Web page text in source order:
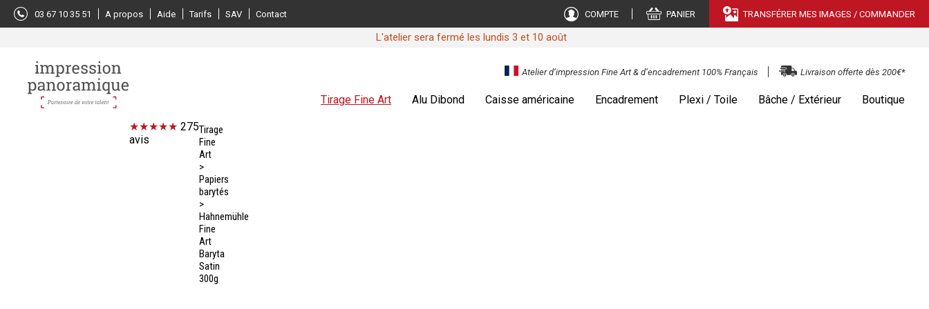
03 67 10 35 51 A propos Aide Tarifs SAV Contact COMPTE PANIER TRANSFÉRER MES IMAGES / COMMANDER
L'atelier sera fermé les lundis 3 et 10 août
Atelier d’impression Fine Art & d’encadrement 100% Français Livraison offerte dès 200€*
Tirage Fine Art Alu Dibond Caisse américaine Encadrement Plexi / Toile Bâche / Extérieur Boutique
275
avis
Tirage
Fine
Art
>
Papiers
barytés
>
Hahnemühle
Fine
Art
Baryta
Satin
300g
Panneau de gestion des cookies